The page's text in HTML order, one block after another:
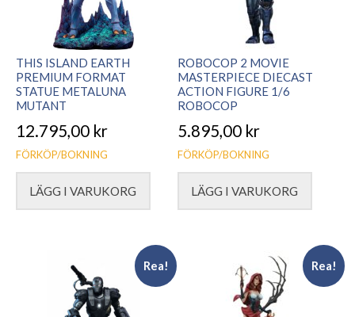
THIS ISLAND EARTH
PREMIUM FORMAT
STATUE METALUNA
MUTANT
12.795,00 kr
FÖRKÖP/BOKNING
LÄGG I VARUKORG
ROBOCOP 2 MOVIE
MASTERPIECE DIECAST
ACTION FIGURE 1/6
ROBOCOP
5.895,00 kr
FÖRKÖP/BOKNING
LÄGG I VARUKORG
Rea! Rea!